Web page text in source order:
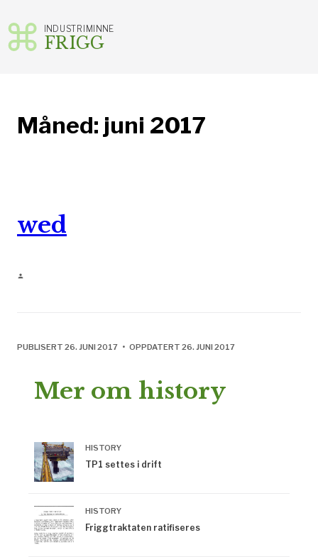
INDUSTRIMINNE
FRIGG
Måned: juni 2017
wed
person
PUBLISERT 26. JUNI 2017 • OPPDATERT 26. JUNI 2017
Mer om history
HISTORY
TP1 settes i drift
HISTORY
Friggtraktaten ratifiseres